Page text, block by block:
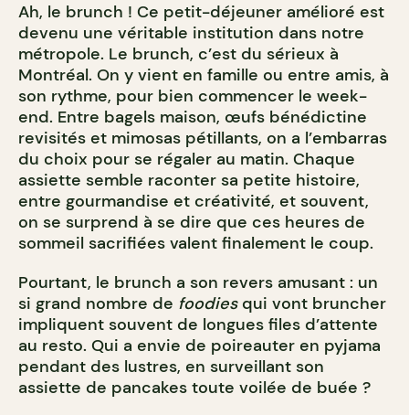
Ah, le brunch ! Ce petit-déjeuner amélioré est
devenu une véritable institution dans notre
métropole. Le brunch, c’est du sérieux à
Montréal. On y vient en famille ou entre amis, à
son rythme, pour bien commencer le week-
end. Entre bagels maison, œufs bénédictine
revisités et mimosas pétillants, on a l’embarras
du choix pour se régaler au matin. Chaque
assiette semble raconter sa petite histoire,
entre gourmandise et créativité, et souvent,
on se surprend à se dire que ces heures de
sommeil sacrifiées valent finalement le coup.
Pourtant, le brunch a son revers amusant : un
si grand nombre de foodiesqui vont bruncher
impliquent souvent de longues files d’attente
au resto. Qui a envie de poireauter en pyjama
pendant des lustres, en surveillant son
assiette de pancakes toute voilée de buée ?